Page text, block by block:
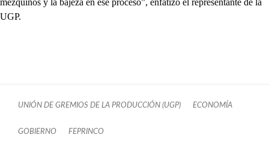
mezquinos y la bajeza en ese proceso”, enfatizó el representante de la
UGP.
UNIÓN DE GREMIOS DE LA PRODUCCIÓN (UGP) ECONOMÍA
GOBIERNO FEPRINCO